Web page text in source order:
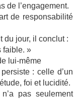
de l’engagement.
de responsabilité
du jour, il conclut :
faible. »
lui-même
: celle d’un
foi et lucidité.
pas seulement